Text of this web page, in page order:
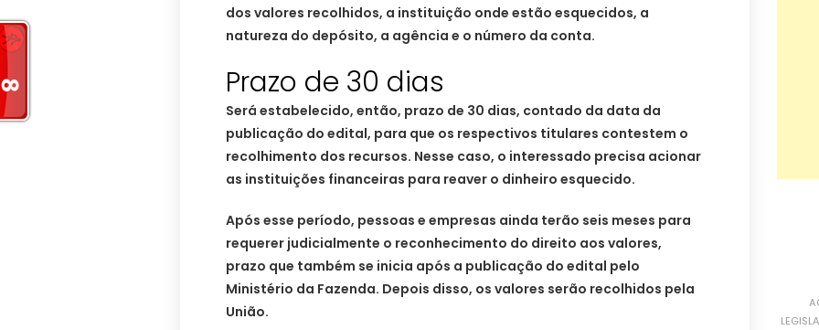
dos valores recolhidos, a instituição onde estão esquecidos, a
natureza do depósito, a agência e o número da conta.
Prazo de 30 dias
Será estabelecido, então, prazo de 30 dias, contado da data da
publicação do edital, para que os respectivos titulares contestem o
recolhimento dos recursos. Nesse caso, o interessado precisa acionar
as instituições financeiras para reaver o dinheiro esquecido.
Após esse período, pessoas e empresas ainda terão seis meses para
requerer judicialmente o reconhecimento do direito aos valores,
prazo que também se inicia após a publicação do edital pelo
Ministério da Fazenda. Depois disso, os valores serão recolhidos pela
União.